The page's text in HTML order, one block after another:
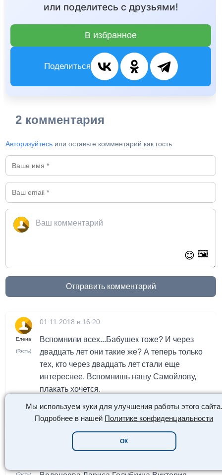
Мы используем куки для улучшения работы этого сайта.
Подробнее в нашей Политике конфиденциальности
ОК
или поделитесь с друзьями!
В избранное
Поделиться
2 комментария
Авторизуйтесь или оставьте комментарий как гость
😊 🖼️
Отправить комментарий
Елена
(Гость)
01.11.2018 в 16:20
Вспомнили всех...Бабушек тоже? И через
двадцать лет они такие же? А теперь только
тех, кто через двадцать лет стали еще
интереснее. Вспомнишь нашу Самойлову,
плакать хочется.
0 0 Ответить
30.10.2018 в 10:29